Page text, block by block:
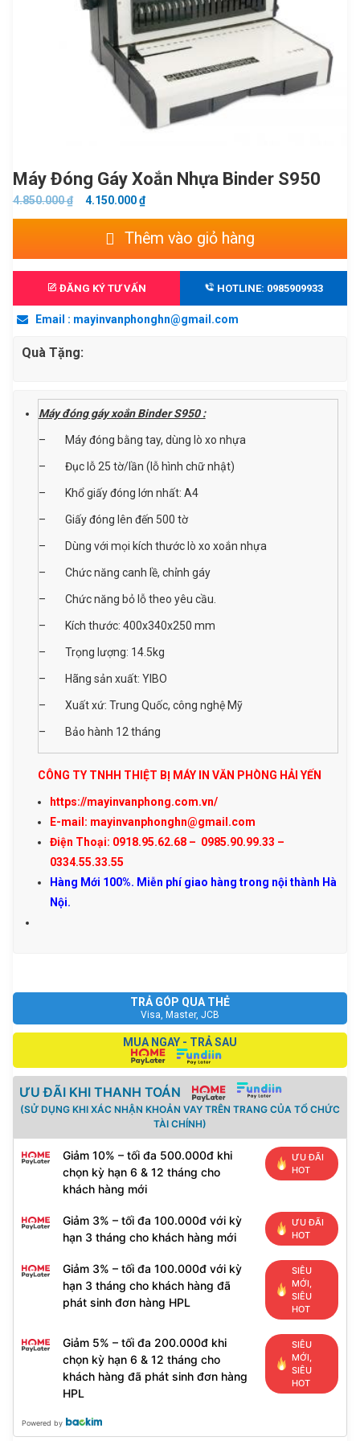
Máy Đóng Gáy Xoắn Nhựa Binder S950
4.850.000₫
GIÁ
GỐC
4.850.000 ₫.
4.150.000₫GIÁ
HIỆN
TẠI
LÀ:
nhựa
Binder
S950
Thêm vào giỏ hàng
ĐĂNG KÝ TƯ VẤN HOTLINE: 0985909933
Email : mayinvanphonghn@gmail.com
Quà Tặng:
Máy đóng gáy xoắn Binder S950 :
– Máy đóng bằng tay, dùng lò xo nhựa
– Đục lỗ 25 tờ/lần (lỗ hình chữ nhật)
– Khổ giấy đóng lớn nhất: A4
– Giấy đóng lên đến 500 tờ
– Dùng với mọi kích thước lò xo xoắn nhựa
– Chức năng canh lề, chỉnh gáy
– Chức năng bỏ lỗ theo yêu cầu.
– Kích thước: 400x340x250 mm
– Trọng lượng: 14.5kg
– Hãng sản xuất: YIBO
– Xuất xứ: Trung Quốc, công nghệ Mỹ
– Bảo hành 12 tháng
CÔNG TY TNHH THIỆT BỊ MÁY IN VĂN PHÒNG HẢI YẾN
https://mayinvanphong.com.vn/
E-mail: mayinvanphonghn@gmail.com
Điện Thoại: 0918.95.62.68 – 0985.90.99.33 –
0334.55.33.55
Hàng Mới 100%. Miễn phí giao hàng trong nội thành Hà
Nội.
TRẢ GÓP QUA THẺ
Visa, Master, JCB
MUA NGAY - TRẢ SAU
ƯU ĐÃI KHI THANH TOÁN
(SỬ DỤNG KHI XÁC NHẬN KHOẢN VAY TRÊN TRANG CỦA TỔ CHỨC
TÀI CHÍNH)
Giảm 10% – tối đa 500.000đ khi
chọn kỳ hạn 6 & 12 tháng cho
khách hàng mới
ƯU ĐÃI
HOT
Giảm 3% – tối đa 100.000đ với kỳ
hạn 3 tháng cho khách hàng mới
ƯU ĐÃI
HOT
Giảm 3% – tối đa 100.000đ với kỳ
hạn 3 tháng cho khách hàng đã
phát sinh đơn hàng HPL
SIÊU
MỚI,
SIÊU
HOT
Giảm 5% – tối đa 200.000đ khi
chọn kỳ hạn 6 & 12 tháng cho
khách hàng đã phát sinh đơn hàng
HPL
SIÊU
MỚI,
SIÊU
HOT
Powered by